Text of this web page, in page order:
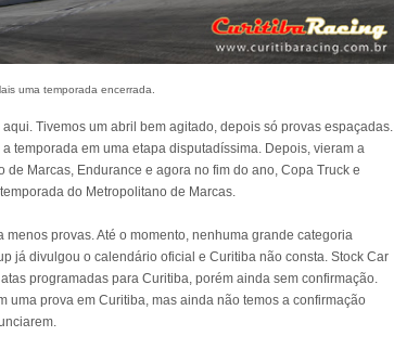
uma temporada encerrada.
Tivemos um abril bem agitado, depois só provas espaçadas.
temporada em uma etapa disputadíssima. Depois, vieram a
de Marcas, Endurance e agora no fim do ano, Copa Truck e
do Metropolitano de Marcas.
provas. Até o momento, nenhuma grande categoria
já divulgou o calendário oficial e Curitiba não consta. Stock Car
programadas para Curitiba, porém ainda sem confirmação.
uma prova em Curitiba, mas ainda não temos a confirmação